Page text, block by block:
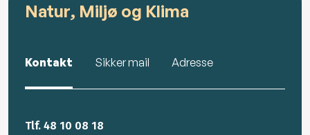
Natur, Miljø og Klima
Kontakt Sikker mail Adresse
Tlf. 48 10 08 18